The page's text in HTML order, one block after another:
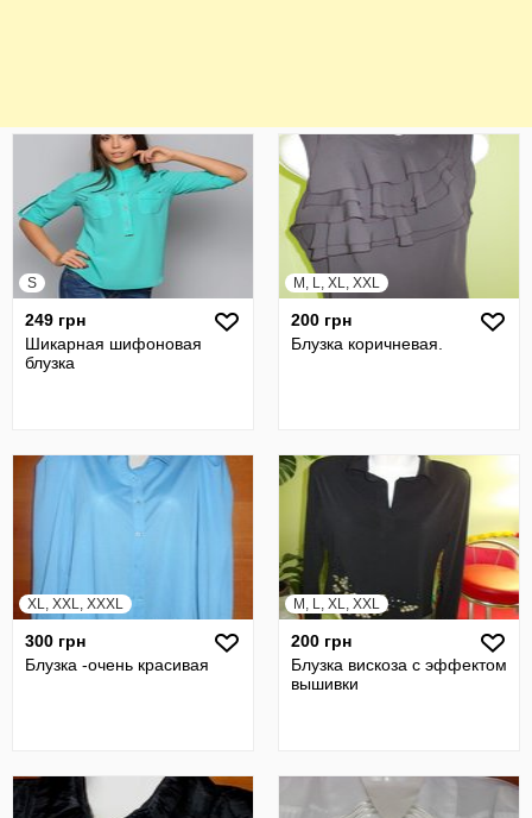
S
249 грн
Шикарная шифоновая
блузка
M, L, XL, XXL
200 грн
Блузка коричневая.
XL, XXL, XXXL
300 грн
Блузка -очень красивая
M, L, XL, XXL
200 грн
Блузка вискоза с эффектом
вышивки